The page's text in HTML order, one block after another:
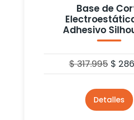
Base de
Adhesivo
$317.995 $
Detalles